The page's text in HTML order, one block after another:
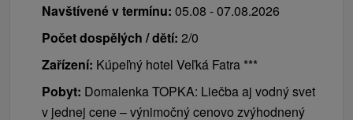
Navštívené v termínu: 05.08 - 07.08.2026
Počet dospělých / dětí: 2/0
Zařízení: Kúpeľný hotel Veľká Fatra ***
Pobyt: Domalenka TOPKA: Liečba aj vodný svet
v jednej cene – výnimočný cenovo zvýhodnený